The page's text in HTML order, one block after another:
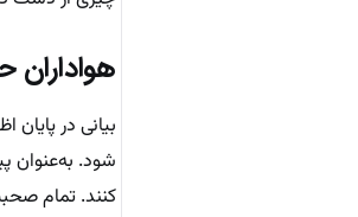
هواداران
بیانی در
شود. به‌عنوان
کنند. تمام